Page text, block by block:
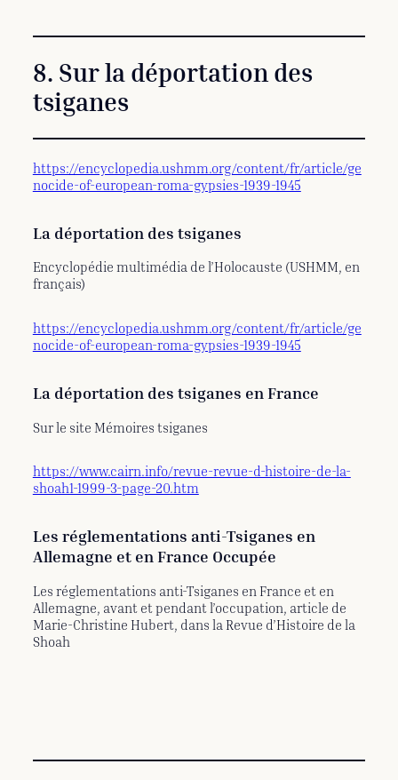
8. Sur la déportation des
tsiganes
https://encyclopedia.ushmm.org/content/fr/article/ge
nocide-of-european-roma-gypsies-1939-1945
La déportation des tsiganes
Encyclopédie multimédia de l’Holocauste (USHMM, en
français)
https://encyclopedia.ushmm.org/content/fr/article/ge
nocide-of-european-roma-gypsies-1939-1945
La déportation des tsiganes en France
Sur le site Mémoires tsiganes
https://www.cairn.info/revue-revue-d-histoire-de-la-
shoah1-1999-3-page-20.htm
Les réglementations anti-Tsiganes en
Allemagne et en France Occupée
Les réglementations anti-Tsiganes en France et en
Allemagne, avant et pendant l’occupation, article de
Marie-Christine Hubert, dans la Revue d’Histoire de la
Shoah